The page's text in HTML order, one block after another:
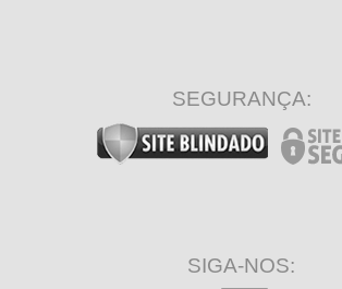
SEGURANÇA:
SIGA-NOS: